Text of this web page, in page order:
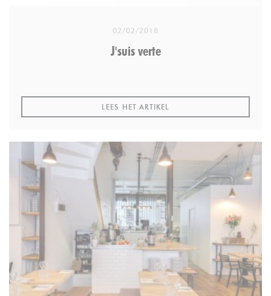
expert reviews of hotels, restaurants and points of
provides an alternative to user review travel sites.
Learn more
Reviews of SOYA on TripExpert
More about the Experts' Choice Awards
02/02/2018
J'suis verte
LEES HET ARTIKEL